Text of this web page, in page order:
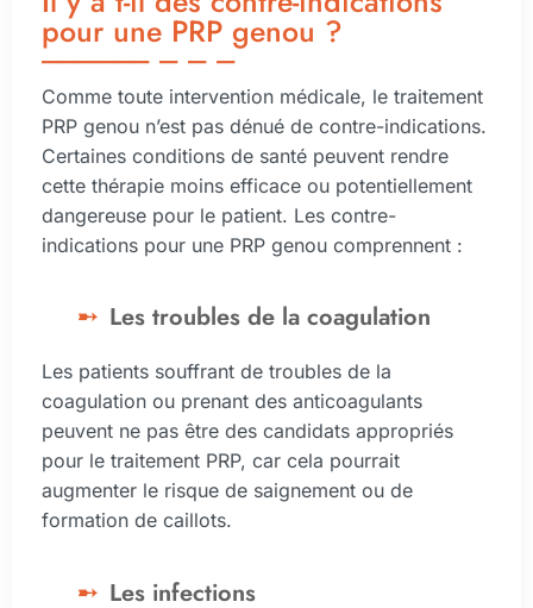
pour une PRP genou ?
Comme toute intervention médicale, le traitement
PRP genou n’est pas dénué de contre-indications.
Certaines conditions de santé peuvent rendre
cette thérapie moins efficace ou potentiellement
dangereuse pour le patient. Les contre-
indications pour une PRP genou comprennent :
Les troubles de la coagulation
Les patients souffrant de troubles de la
coagulation ou prenant des anticoagulants
peuvent ne pas être des candidats appropriés
pour le traitement PRP, car cela pourrait
augmenter le risque de saignement ou de
formation de caillots.
Les infections